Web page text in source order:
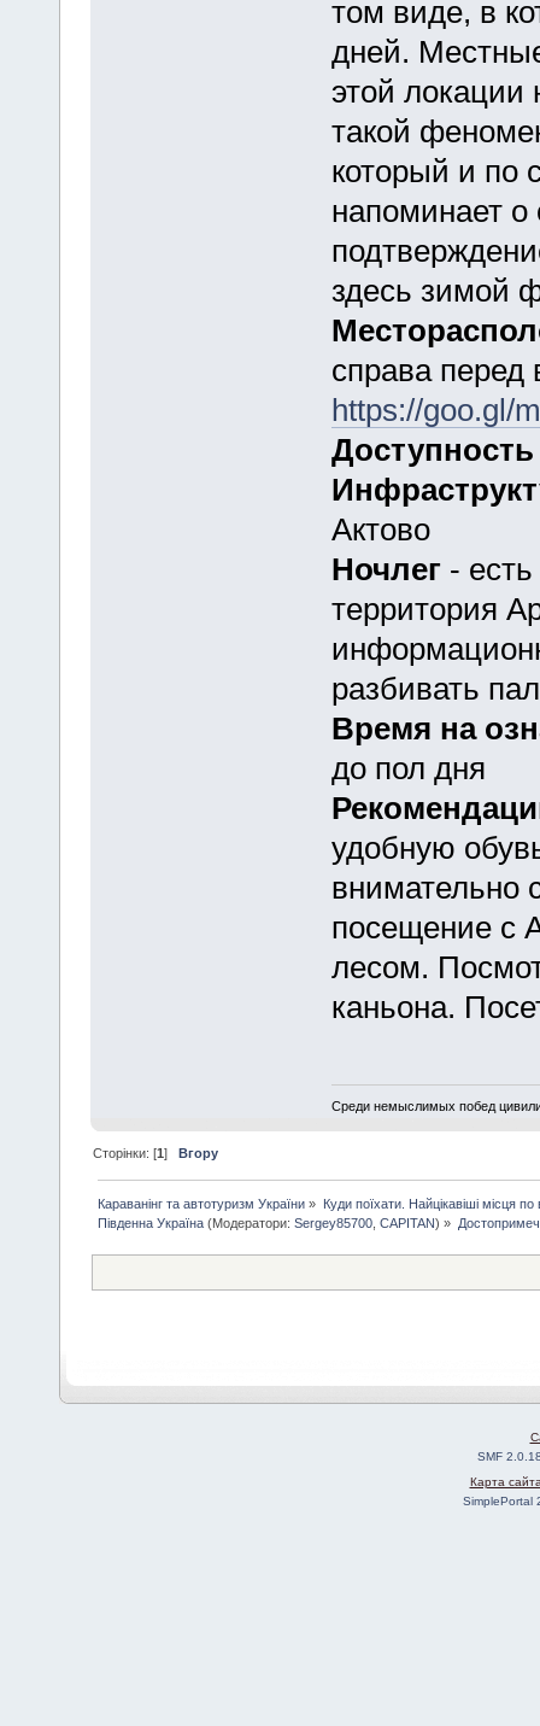
том виде, в
дней.
этой локации
такой
который и по
напоминает
здесь зимой
справа перед
https://goo.gl/
Доступность
Актово
Ночлег -
территория
разбивать
Время на
до пол дня
удобную
внимательно
посещение с
лесом.
каньона.
Среди немыслимых побед
Сторінки: [1]Вгору
Караванінг та автотуризм України »
Куди поїхати. Найцікавіші місця
Південна Україна (Модератори:Sergey85700 ,CAPITAN) »
SMF
Карта
SimplePortal